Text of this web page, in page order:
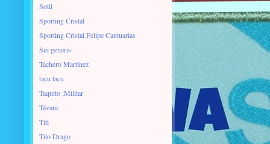
Sotil
Sporting Cristal
Sporting Cristal Felipe Cantuarias
Sui generis
Tachero Martínez
tacu tacu
Taquito ;Militar
Távara
Titi
Tito Drago